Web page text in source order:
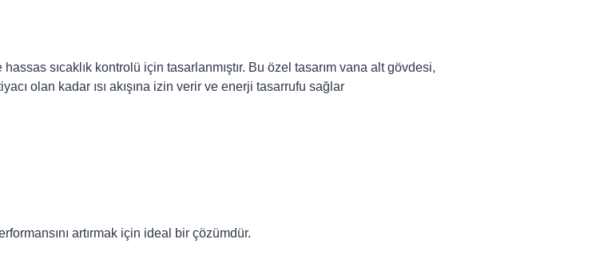
sıcaklık kontrolü için tasarlanmıştır. Bu özel tasarım vana alt gövdesi,
olan kadar ısı akışına izin verir ve enerji tasarrufu sağlar
artırmak için ideal bir çözümdür.